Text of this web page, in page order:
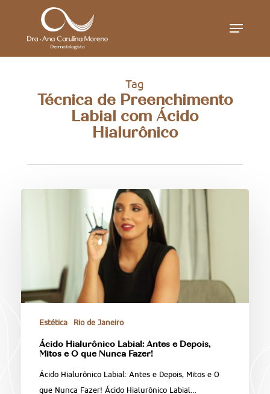
Menu
Tag
Técnica de Preenchimento
Labial com Ácido
Hialurônico
Estética Rio de Janeiro
Ácido Hialurônico Labial: Antes e Depois,
Mitos e O que Nunca Fazer!
Ácido Hialurônico Labial: Antes e Depois, Mitos e O
que Nunca Fazer! Ácido Hialurônico Labial…